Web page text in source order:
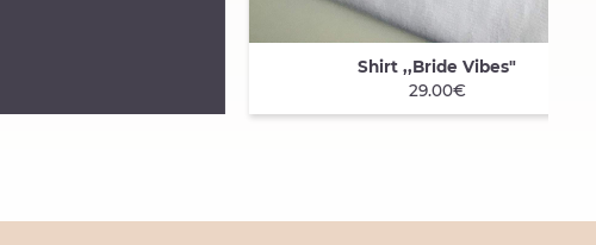
QUICK VIEWShirt ,,Bride Vibes"
29.00€